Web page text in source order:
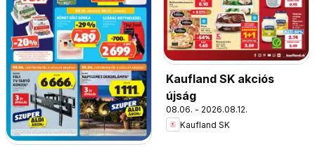
Kaufland SK akciós
újság
08.06. - 2026.08.12.
Kaufland SK